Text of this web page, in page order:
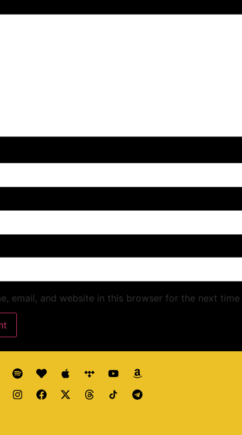
email, and website in this browser for the next